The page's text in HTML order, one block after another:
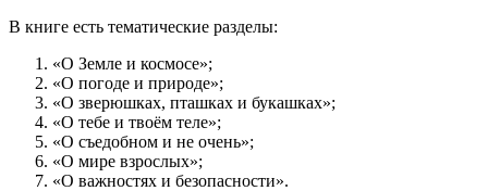
В книге есть тематические разделы:
«О Земле и космосе»;
«О погоде и природе»;
«О зверюшках, пташках и букашках»;
«О тебе и твоём теле»;
«О съедобном и не очень»;
«О мире взрослых»;
«О важностях и безопасности».